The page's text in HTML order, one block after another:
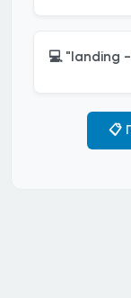
💻 "landing
📋